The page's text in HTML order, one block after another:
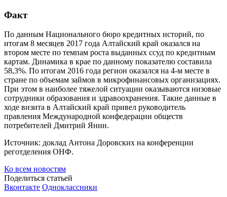
Факт
По данным Национального бюро кредитных историй, по
итогам 8 месяцев 2017 года Алтайский край оказался на
втором месте по темпам роста выданных ссуд по кредитным
картам. Динамика в крае по данному показателю составила
58,3%. По итогам 2016 года регион оказался на 4-м месте в
стране по объемам займов в микрофинансовых организациях.
При этом в наиболее тяжелой ситуации оказываются низовые
сотрудники образования и здравоохранения. Такие данные в
ходе визита в Алтайский край привел руководитель
правления Международной конфедерации обществ
потребителей Дмитрий Янин.
Источник: доклад Антона Доровских на конференции
реготделения ОНФ.
Ко всем новостям
Поделиться статьей
Вконтакте Одноклассники